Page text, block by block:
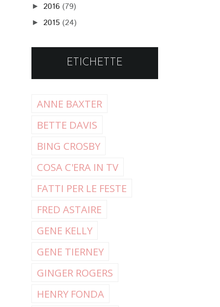
► 2016 (79)
► 2015 (24)
ETICHETTE
ANNE BAXTER
BETTE DAVIS
BING CROSBY
COSA C'ERA IN TV
FATTI PER LE FESTE
FRED ASTAIRE
GENE KELLY
GENE TIERNEY
GINGER ROGERS
HENRY FONDA